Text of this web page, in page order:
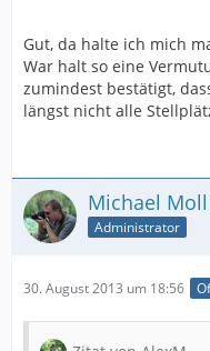
Gut, da halte ich mich
War halt so eine
zumindest bestätigt,
längst nicht alle
Michael Moll
Administrator
30. August 2013 um 18:56